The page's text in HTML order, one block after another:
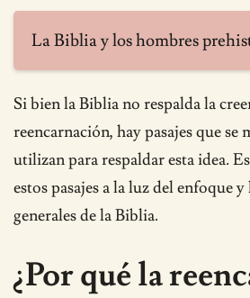
La Biblia y los hombres
Si bien la Biblia no respalda la
reencarnación, hay pasajes que se
utilizan para respaldar esta idea.
estos pasajes a la luz del enfoque y
generales de la Biblia.
¿Por qué la